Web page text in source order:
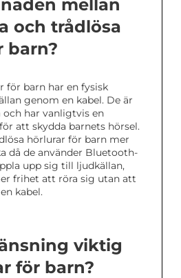
mellan
och trådlösa
barn?
för barn har en fysisk
genom en kabel. De är
och har vanligtvis en
att skydda barnets hörsel.
hörlurar för barn mer
då de använder Bluetooth-
upp sig till ljudkällan,
frihet att röra sig utan att
kabel.
viktig
för barn?